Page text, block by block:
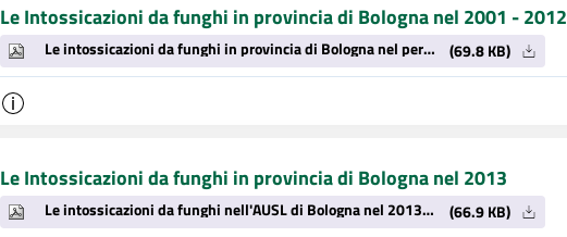
Le Intossicazioni da funghi in provincia di Bologna nel 2001 - 2012
Le intossicazioni da funghi in provincia di Bologna nel periodo 2001-2012 _2_.pdf (69.8 KB)
Le Intossicazioni da funghi in provincia di Bologna nel 2013
Le intossicazioni da funghi nell'AUSL di Bologna nel 2013.pdf (66.9 KB)